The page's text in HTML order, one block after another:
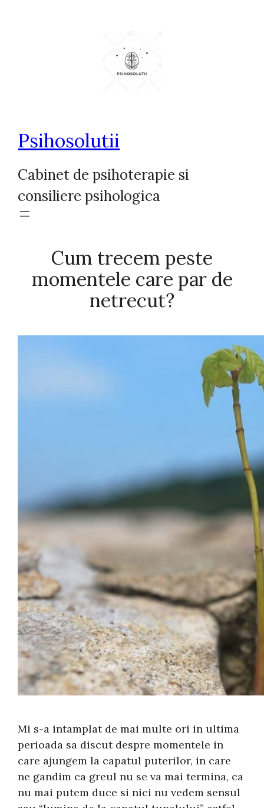
Psihosolutii
Cabinet de psihoterapie si
consiliere psihologica
Cum trecem peste
momentele care par de
netrecut?
Mi s-a intamplat de mai multe ori in ultima
perioada sa discut despre momentele in
care ajungem la capatul puterilor, in care
ne gandim ca greul nu se va mai termina, ca
nu mai putem duce si nici nu vedem sensul